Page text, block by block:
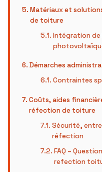
Matériaux et
de toiture
Intégration de
Démarches
Contraintes
Coûts, aides
réfection de toiture
Sécurité,
réfection
FAQ –
refection